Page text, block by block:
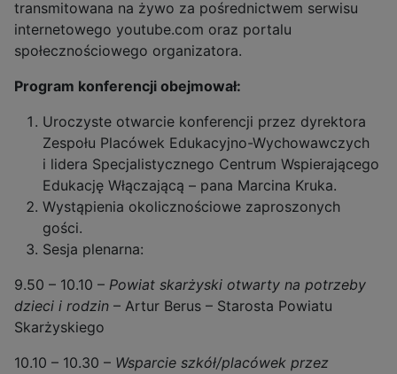
transmitowana na żywo za pośrednictwem serwisu
internetowego youtube.com oraz portalu
społecznościowego organizatora.
Program konferencji obejmował:
Uroczyste otwarcie konferencji przez dyrektora
Zespołu Placówek Edukacyjno-Wychowawczych
i lidera Specjalistycznego Centrum Wspierającego
Edukację Włączającą – pana Marcina Kruka.
Wystąpienia okolicznościowe zaproszonych
gości.
Sesja plenarna:
9.50 – 10.10 – Powiat skarżyski otwarty na potrzeby
dzieci i rodzin – Artur Berus – Starosta Powiatu
Skarżyskiego
10.10 – 10.30 – Wsparcie szkół/placówek przez